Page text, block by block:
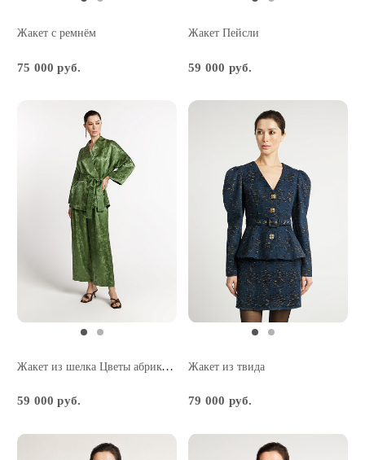
Жакет с ремнём
75 000 руб.
Жакет Пейсли
59 000 руб.
Жакет из шелка Цветы абрикоса
59 000 руб.
Жакет из твида
79 000 руб.